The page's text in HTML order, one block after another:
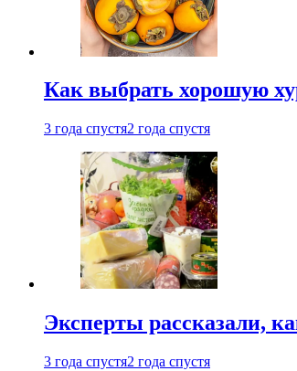
Как выбрать хорошую
3 года спустя2 года спустя
Эксперты рассказали,
3 года спустя2 года спустя